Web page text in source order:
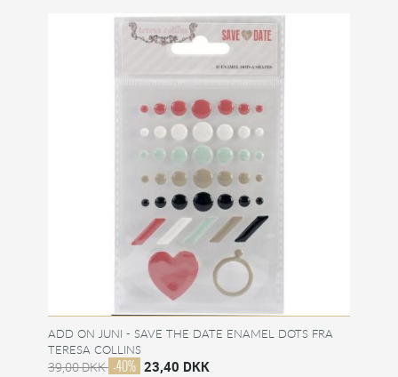
ADD ON JUNI - SAVE THE DATE ENAMEL DOTS FRA
TERESA COLLINS
39,00 DKK -40% 23,40 DKK